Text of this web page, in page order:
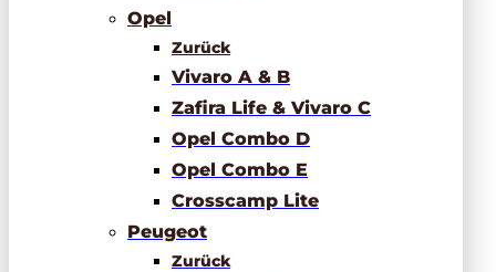
Opel
Zurück
Vivaro A & B
Zafira Life & Vivaro C
Opel Combo D
Opel Combo E
Crosscamp Lite
Peugeot
Zurück